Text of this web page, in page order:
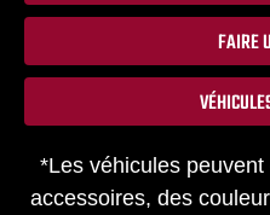
FAIRE
*Les véhicules
accessoires, des